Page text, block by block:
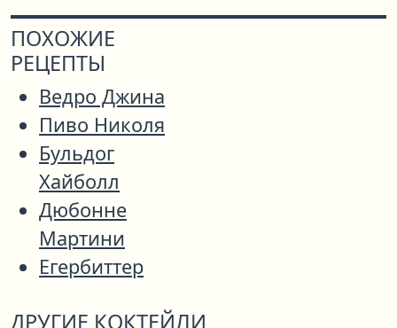
ПОХОЖИЕ
РЕЦЕПТЫ
Ведро Джина
Пиво Николя
Бульдог
Хайболл
Дюбонне
Мартини
Егербиттер
ДРУГИЕ КОКТЕЙЛИ